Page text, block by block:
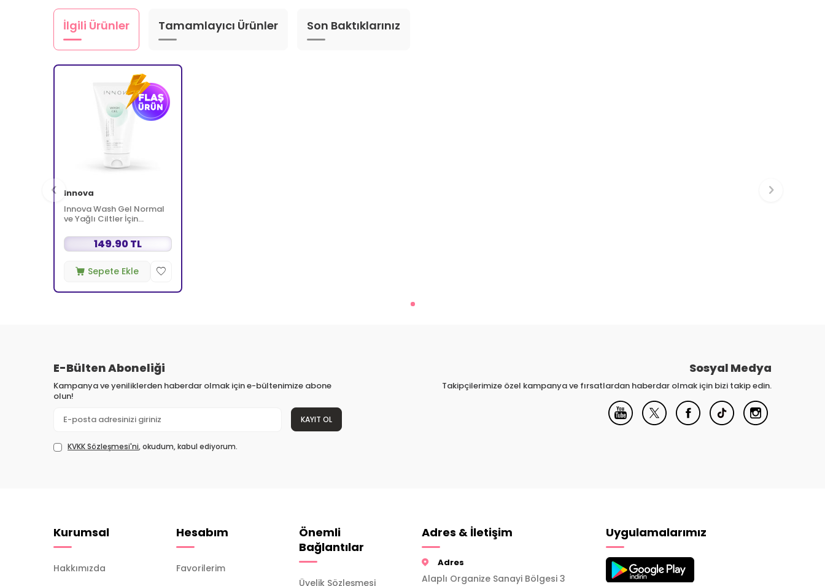
İlgili Ürünler Tamamlayıcı Ürünler Son Baktıklarınız
Innova
Innova Wash Gel Normal
ve Yağlı Ciltler İçin
150 ml 149.90 TL
Sepete Ekle
E-Bülten Aboneliği
Kampanya ve yeniliklerden haberdar olmak için e-bültenimize abone
olun!
KAYIT OL
KVKK Sözleşmesi'ni, okudum, kabul ediyorum.
Sosyal Medya
Takipçilerimize özel kampanya ve fırsatlardan haberdar olmak için bizi takip edin.
Kurumsal
Hakkımızda
Hesabım
Favorilerim
Önemli
Bağlantılar
Üyelik Sözleşmesi
Adres & İletişim
Adres
Alaplı Organize Sanayi Bölgesi 3
Uygulamalarımız